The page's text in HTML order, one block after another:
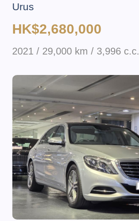
Urus
HK$2,680,000
2021 / 29,000 km / 3,996 c.c.